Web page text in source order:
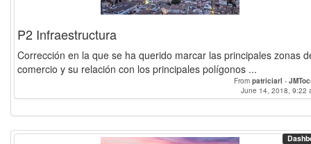
P2 Infraestructura
Corrección en la que se ha querido marcar las principales zonas
comercio y su relación con los principales polígonos ...
From patriciarl -
June 14, 2018, 9:22